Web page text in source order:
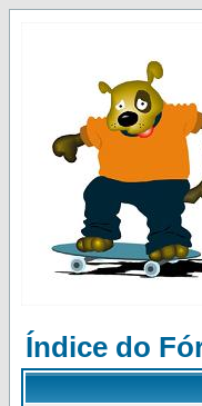
Índice do